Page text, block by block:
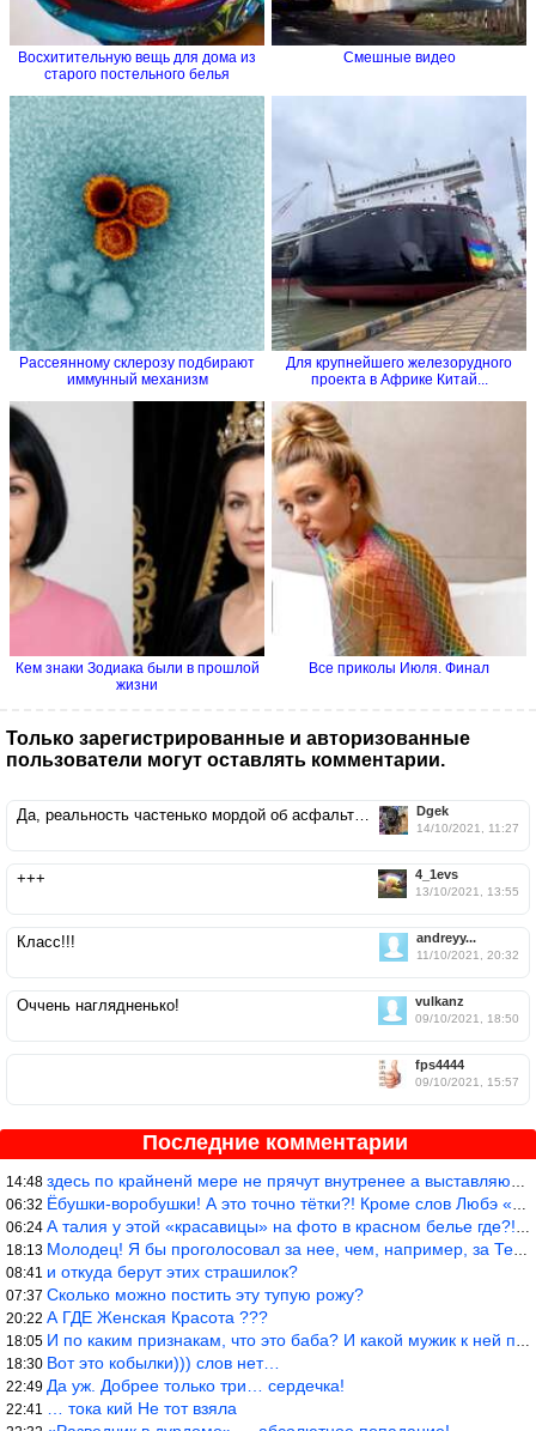
Восхитительную вещь для дома из
старого постельного белья
Смешные видео
Рассеянному склерозу подбирают
иммунный механизм
Для крупнейшего железорудного
проекта в Африке Китай...
Кем знаки Зодиака были в прошлой
жизни
Все приколы Июля. Финал
Только зарегистрированные и авторизованные
пользователи могут оставлять комментарии.
Dgek
14/10/2021, 11:27
Да, реальность частенько мордой об асфальт…
4_1evs
13/10/2021, 13:55
+++
andreyy...
11/10/2021, 20:32
Класс!!!
vulkanz
09/10/2021, 18:50
Оччень наглядненько!
fps4444
09/10/2021, 15:57
Последние комментарии
14:48 здесь по крайненй мере не прячут внутренее а выставляют напоказ,
06:32 Ёбушки-воробушки! А это точно тётки?! Кроме слов Любэ «ты агрега
06:24 А талия у этой «красавицы» на фото в красном белье где?!)))
18:13 Молодец! Я бы проголосовал за нее, чем, например, за Терешкову!
08:41 и откуда берут этих страшилок?
07:37 Сколько можно постить эту тупую рожу?
20:22 А ГДЕ Женская Красота ???
18:05 И по каким признакам, что это баба? И какой мужик к ней приблизи
18:30 Вот это кобылки))) слов нет…
22:49 Да уж. Добрее только три… сердечка!
22:41 … тока кий Не тот взяла